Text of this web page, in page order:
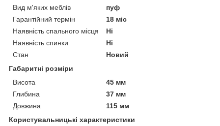
Вид м'яких меблів
пуф
Гарантійний термін
18 міс
Наявність спального місця
Ні
Наявність спинки
Ні
Стан
Новий
Габаритні розміри
Висота
45 мм
Глибина
37 мм
Довжина
115 мм
Користувальницькі характеристики